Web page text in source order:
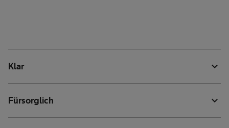
Klar expand_more
Fürsorglich expand_more